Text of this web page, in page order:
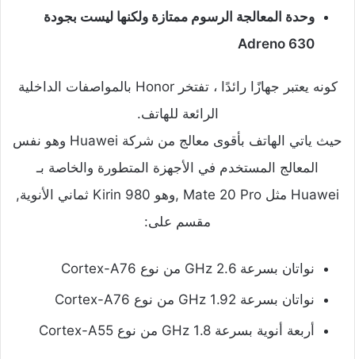
وحدة المعالجة الرسوم ممتازة ولكنها ليست بجودة
Adreno 630
كونه يعتبر جهازًا رائدًا ، تفتخر Honor بالمواصفات الداخلية
الرائعة للهاتف.
حيث ياتي الهاتف بأقوى معالج من شركة Huawei وهو نفس
المعالج المستخدم في الأجهزة المتطورة والخاصة بـ
Huawei مثل Mate 20 Pro ,وهو Kirin 980 ثماني الأنوية,
مقسم على:
نواتان بسرعة 2.6 GHz من نوع Cortex-A76
نواتان بسرعة 1.92 GHz من نوع Cortex-A76
أربعة أنوية بسرعة 1.8 GHz من نوع Cortex-A55